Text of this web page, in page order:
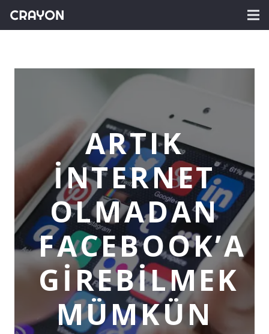
ARTIK
İNTERNET
OLMADAN
FACEBOOK’A
GIREBILMEK
MÜMKÜN